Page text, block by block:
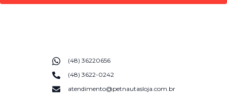
(48) 36220656
(48) 3622-0242
atendimento@petnautasloja.com.br